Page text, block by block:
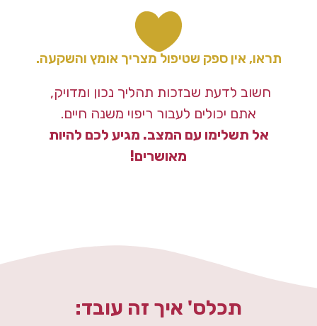
תראו, אין ספק שטיפול מצריך אומץ והשקעה.
חשוב לדעת שבזכות תהליך נכון ומדויק,
אתם יכולים לעבור ריפוי משנה חיים.
אל תשלימו עם המצב. מגיע לכם להיות
מאושרים!
תכלס' איך זה עובד: